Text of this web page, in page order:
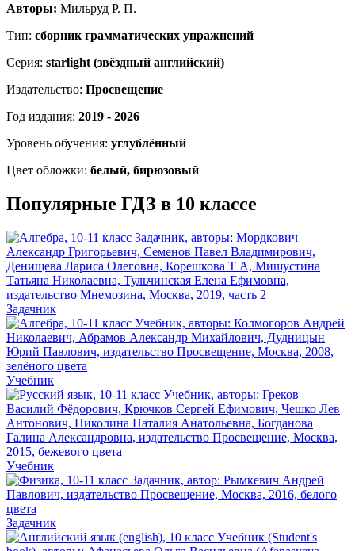
Авторы: Мильруд Р. П.
Тип: сборник грамматических упражнений
Серия: starlight (звёздный английский)
Издательство: Просвещение
Год издания: 2019 - 2026
Уровень обучения: углублённый
Цвет обложки: белый, бирюзовый
Популярные ГДЗ в 10 классе
Задачник
Учебник
Учебник
Задачник